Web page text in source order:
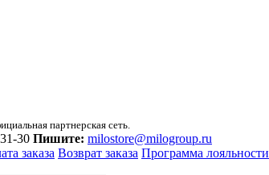
партнерская сеть.
30 Пишите: milostore@milogroup.ru
заказа Возврат заказа Программа лояльности